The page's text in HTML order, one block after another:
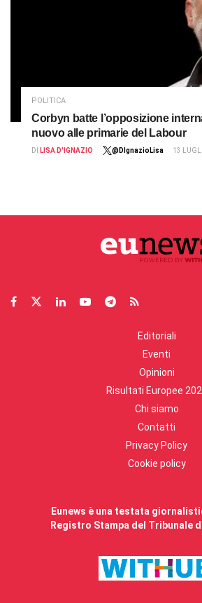
POLITICA
Corbyn batte l’opposizione
nuovo alle primarie del Labour
DI LISA D'IGNAZIO @DIgnazioLisa 13
Editoriali
Eventi
Opinioni
Risultati Europee
Chi siamo
Contatti
Privacy Policy
Cookie policy
Eunews è una testata
Registro Stampa del Tribunale